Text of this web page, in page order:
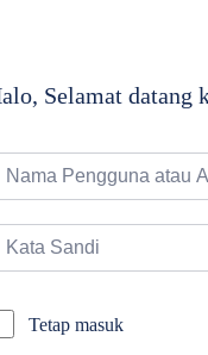
Selamat datang
Tetap masuk